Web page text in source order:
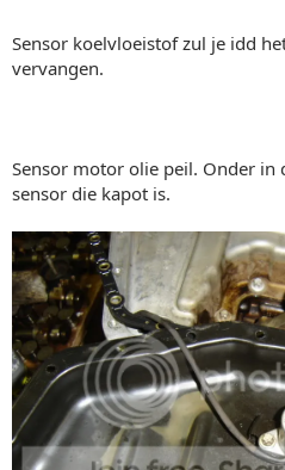
Sensor koelvloeistof zul je idd
vervangen.
Sensor motor olie peil. Onder in
sensor die kapot is.